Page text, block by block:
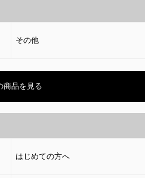
その他
商品を見る
はじめての方へ